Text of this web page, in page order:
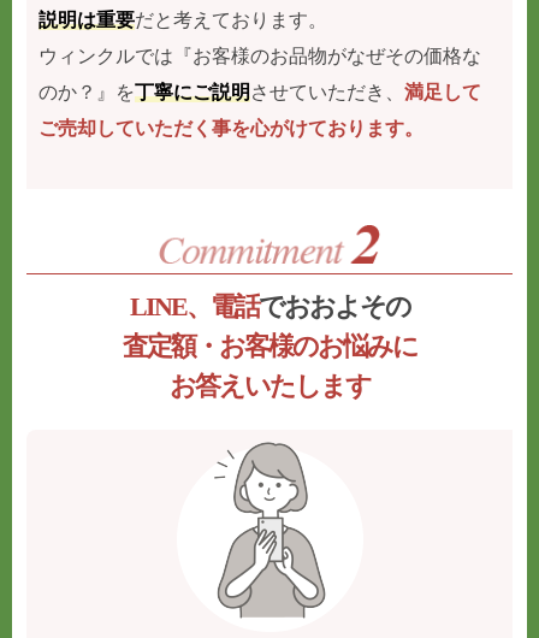
説明は重要だと考えております。
ウィンクルでは『お客様のお品物がなぜその価格な
のか？』を丁寧にご説明させていただき、満足して
ご売却していただく事を心がけております。
LINE、電話でおおよその
査定額・お客様のお悩みに
お答えいたします